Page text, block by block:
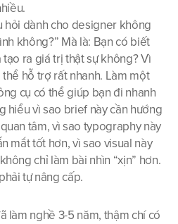
hỏi dành cho designer không
không?” Mà là: Bạn có biết
ra giá trị thật sự không? Vì
hỗ trợ rất nhanh. Làm một
cụ có thể giúp bạn đi nhanh
hiểu vì sao brief này cần hướng
tâm, vì sao typography này
mắt tốt hơn, vì sao visual này
chỉ làm bài nhìn “xịn” hơn.
tự nâng cấp.
làm nghề 3-5 năm, thậm chí có